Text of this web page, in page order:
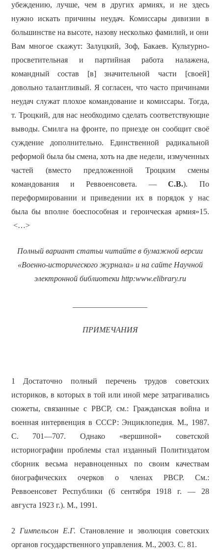
убеждению, лучше, чем в других армиях, и не здесь
нужно искать причины неудач. Комиссары дивизии в
большинстве на высоте, назову несколько фамилий, и они
Вам многое скажут: Залуцкий, Зоф, Бакаев. Культурно-
просветительная и партийная работа налажена,
командный состав [в] значительной части [своей]
довольно талантливый. Я согласен, что часто причинами
неудач служат плохое командование и комиссары. Тогда,
т. Троцкий, для нас необходимо сделать соответствующие
выводы. Смилга на фронте, по приезде он сообщит своё
суждение дополнительно. Единственной радикальной
реформой была бы смена, хоть на две недели, измученных
частей (вместо предложенной Троцким смены
командования и Реввоенсовета. —С.В.). По
переформировании и приведении их в порядок у нас
была бы вполне боеспособная и героическая армия»15.
<…>
Полный вариант статьи читайте в бумажной версии
«Военно-исторического журнала» и на сайте Научной
электронной библиотеки http:www.elibrary.ru
ПРИМЕЧАНИЯ
1 Достаточно полный перечень трудов советских
историков, в которых в той или иной мере затрагивались
сюжеты, связанные с РВСР, см.: Гражданская война и
военная интервенция в СССР: Энциклопедия. М., 1987.
С. 701—707. Однако «вершиной» советской
историографии проблемы стал изданный Политиздатом
сборник весьма неравноценных по своим качествам
биографических очерков о членах РВСР. См.:
Реввоенсовет Республики (6 сентября 1918 г. — 28
августа 1923 г.). М., 1991.
2 Гимпельсон Е.Г. Становление и эволюция советских
органов государственного управления. М., 2003. С. 81.